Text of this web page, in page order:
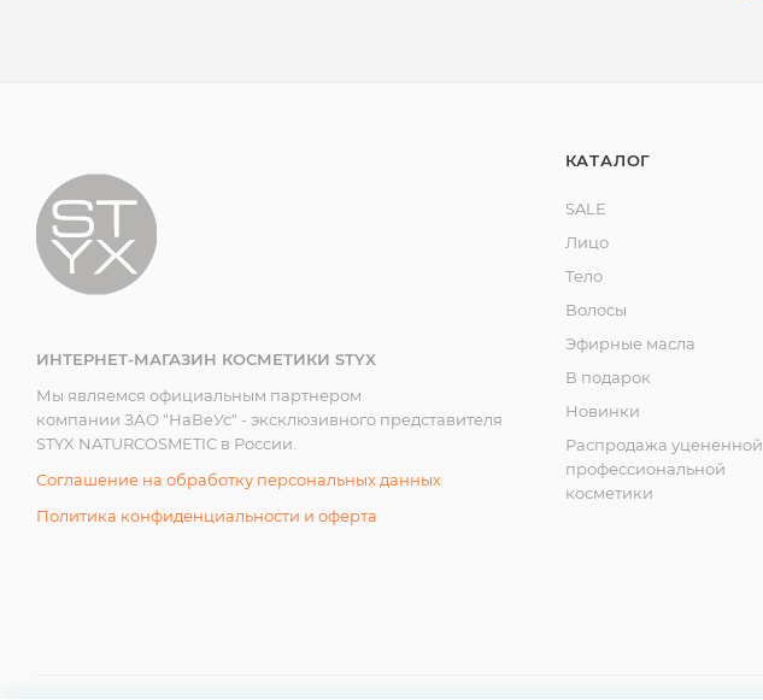
ИНТЕРНЕТ-МАГАЗИН КОСМЕТИКИ STYX
Мы являемся официальным партнером
компании ЗАО "НаВеУс" - эксклюзивного представителя
STYX NATURCOSMETIC в России.
Соглашение на обработку персональных данных
Политика конфиденциальности и оферта
КАТАЛОГ
SALE
Лицо
Тело
Волосы
Эфирные масла
В подарок
Новинки
Распродажа уцененной
профессиональной
косметики